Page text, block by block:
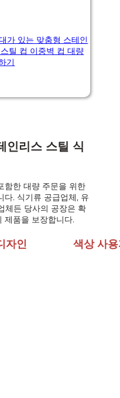
가 있는 맞춤형 스테인
틸 컵 이중벽 컵 대량
기
인리스 스틸 식
함한 대량 주문을 위한
. 식기류 공급업체, 유
체든 당사의 공장은 확
제품을 보장합니다.
자인 색상 사